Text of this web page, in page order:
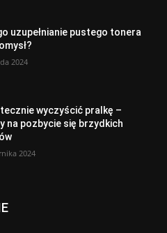
uzupełnianie pustego tonera
2024
wyczyścić pralkę –
na pozbycie się brzydkich
2024